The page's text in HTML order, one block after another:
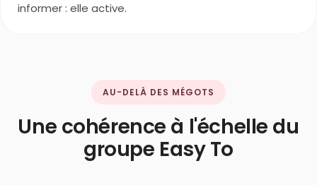
informer : elle active.
AU-DELÀ DES MÉGOTS
Une cohérence à l'échelle du
groupe Easy To